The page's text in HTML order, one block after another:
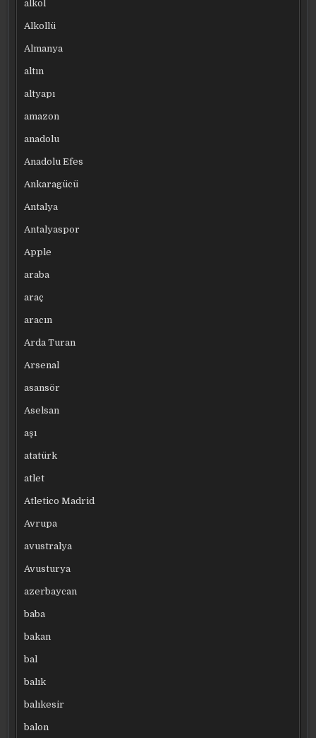
alkol
Alkollü
Almanya
altın
altyapı
amazon
anadolu
Anadolu Efes
Ankaragücü
Antalya
Antalyaspor
Apple
araba
araç
aracın
Arda Turan
Arsenal
asansör
Aselsan
aşı
atatürk
atlet
Atletico Madrid
Avrupa
avustralya
Avusturya
azerbaycan
baba
bakan
bal
balık
balıkesir
balon